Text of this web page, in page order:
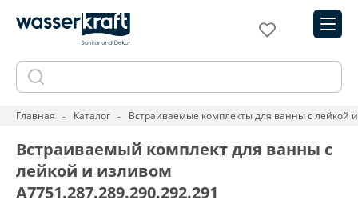
Главная Каталог Встраиваемые комплекты для ванны с лейкой
Встраиваемый комплект для ванны с
лейкой и изливом
A7751.287.289.290.292.291